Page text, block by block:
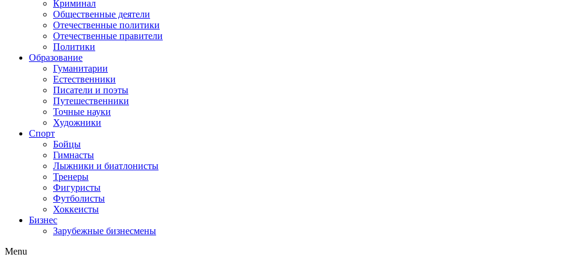
Криминал
Общественные деятели
Отечественные политики
Отечественные правители
Политики
Образование
Гуманитарии
Естественники
Писатели и поэты
Путешественники
Точные науки
Художники
Спорт
Бойцы
Гимнасты
Лыжники и биатлонисты
Тренеры
Фигуристы
Футболисты
Хоккеисты
Бизнес
Зарубежные бизнесмены
Menu